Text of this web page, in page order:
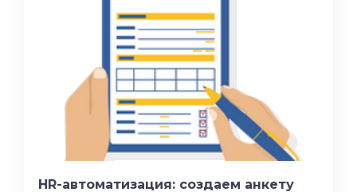
HR-автоматизация: создаем анкету